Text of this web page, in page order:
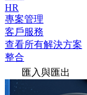
HR
專案管理
客戶服務
查看所有解決方案
整合
匯入與匯出